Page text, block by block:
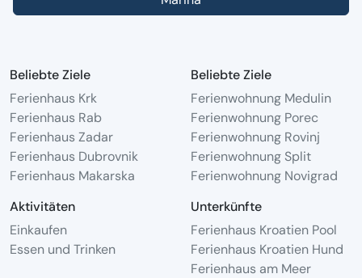
Beliebte Ziele
Ferienhaus Krk
Ferienhaus Rab
Ferienhaus Zadar
Ferienhaus Dubrovnik
Ferienhaus Makarska
Beliebte Ziele
Ferienwohnung Medulin
Ferienwohnung Porec
Ferienwohnung Rovinj
Ferienwohnung Split
Ferienwohnung Novigrad
Aktivitäten
Einkaufen
Essen und Trinken
Unterkünfte
Ferienhaus Kroatien Pool
Ferienhaus Kroatien Hund
Ferienhaus am Meer